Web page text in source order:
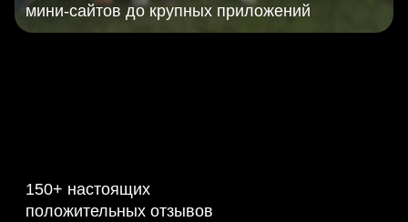
мини-сайтов до крупных приложений
150+ настоящих
положительных отзывов